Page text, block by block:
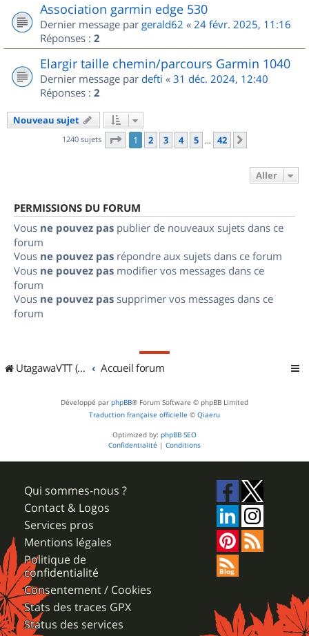
Association garmin edge 530
Dernier message par gerald62 « 24 févr. 2025, 11:16
Réponses : 2
Elargir taille chemin/parcours Garmin 1040
Dernier message par defti « 31 déc. 2024, 12:40
Réponses : 2
Nouveau sujet
1240 sujets Page 1sur
1 2 3 4 5 … 42
Aller
PERMISSIONS DU FORUM
Vous ne pouvez pas publier de nouveaux sujets dans ce
forum
Vous ne pouvez pas répondre aux sujets dans ce forum
Vous ne pouvez pas modifier vos messages dans ce
forum
Vous ne pouvez pas supprimer vos messages dans ce
forum
UtagawaVTT (Randos VTT et VTTAE avec traces GPS) Accueil forum
Développé par phpBB® Forum Software © phpBB Limited
Traduction française officielle © Qiaeru
Optimized by: phpBB SEO
Confidentialité | Conditions
Qui sommes-nous ?
Contact & Logos
Services pros
Mentions légales
Politique de
confidentialité
Consentement / Cookies
Stats des traces GPX
Status des services